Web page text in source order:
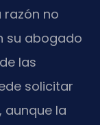
razón no
su abogado
las
solicitar
aunque la